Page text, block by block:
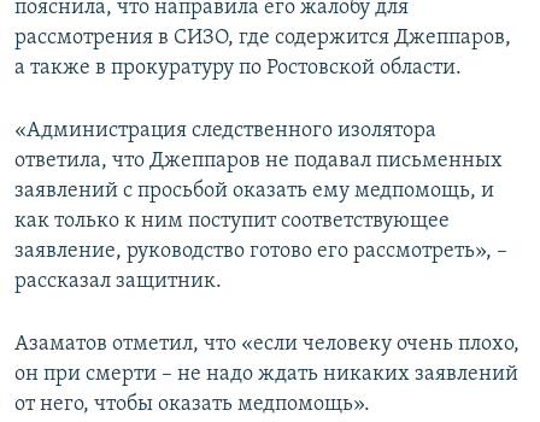
пояснила, что направила его жалобу для
рассмотрения в СИЗО, где содержится Джеппаров,
а также в прокуратуру по Ростовской области.
«Администрация следственного изолятора
ответила, что Джеппаров не подавал письменных
заявлений с просьбой оказать ему медпомощь, и
как только к ним поступит соответствующее
заявление, руководство готово его рассмотреть», –
рассказал защитник.
Азаматов отметил, что «если человеку очень плохо,
он при смерти – не надо ждать никаких заявлений
от него, чтобы оказать медпомощь».